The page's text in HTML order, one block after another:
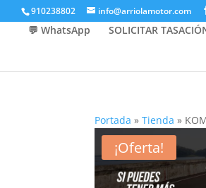
910238802 info@arriolamotor.com
💬 WhatsApp SOLICITAR
Portada »Tienda »
¡Oferta!